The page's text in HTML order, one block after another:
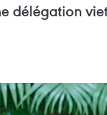
délégation